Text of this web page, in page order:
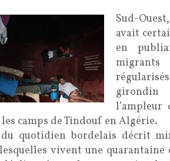
Sud-
avait
en
girondin
l’ampleur
camps de Tindouf en Algérie.
quotidien bordelais décrit
vivent une quarantaine